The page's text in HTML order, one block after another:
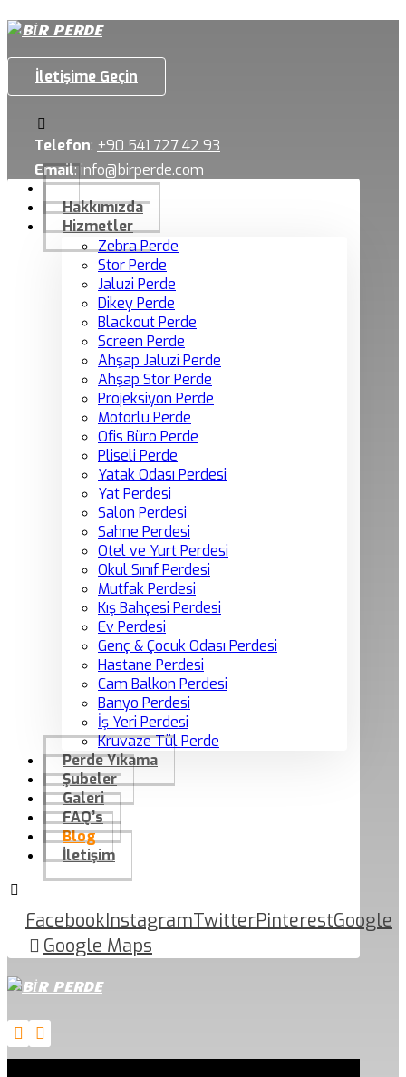
İletişime Geçin
Telefon: +90 541 727 42 93
Email:info@birperde.com
Hakkımızda
Hizmetler
Zebra Perde
Stor Perde
Jaluzi Perde
Dikey Perde
Blackout Perde
Screen Perde
Ahşap Jaluzi Perde
Ahşap Stor Perde
Projeksiyon Perde
Motorlu Perde
Ofis Büro Perde
Pliseli Perde
Yatak Odası Perdesi
Yat Perdesi
Salon Perdesi
Sahne Perdesi
Otel ve Yurt Perdesi
Okul Sınıf Perdesi
Mutfak Perdesi
Kış Bahçesi Perdesi
Ev Perdesi
Genç & Çocuk Odası Perdesi
Hastane Perdesi
Cam Balkon Perdesi
Banyo Perdesi
İş Yeri Perdesi
Kruvaze Tül Perde
Perde Yıkama
Şubeler
Galeri
FAQ’s
Blog
İletişim
FacebookInstagramTwitterPinterestGoogle
Google Maps